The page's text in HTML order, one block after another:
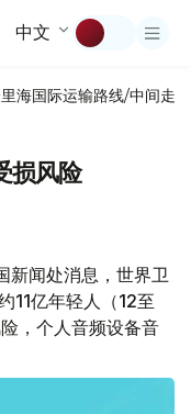
中文
海国际运输路线/中间走廊
损风险
新闻处消息，世界卫
11亿年轻人（12至
，个人音频设备音